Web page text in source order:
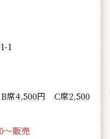
1
席4,500円 C席2,500
～販売